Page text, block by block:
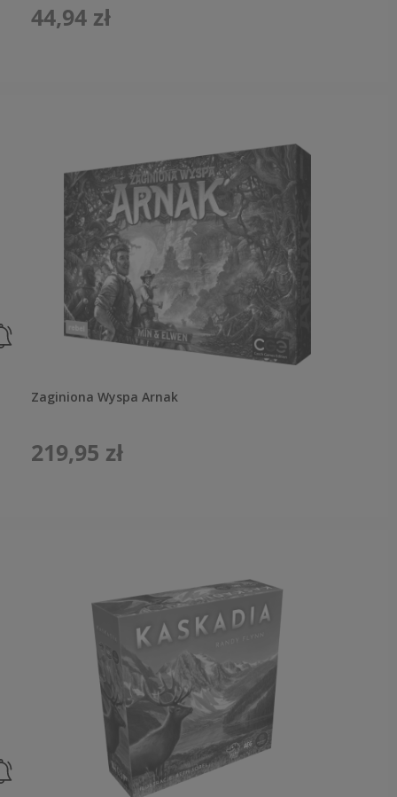
44,94 zł
Zaginiona Wyspa Arnak
219,95 zł